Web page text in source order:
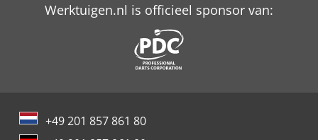
Werktuigen.nl is officieel sponsor van:
+49 201 857 861 80